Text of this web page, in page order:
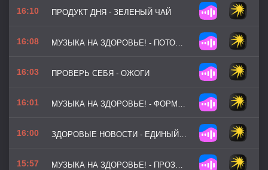
16:10 ПРОДУКТ ДНЯ - ЗЕЛЕНЫЙ ЧАЙ
16:08 МУЗЫКА НА ЗДОРОВЬЕ! - ПОТОК МОТИВАЦИИ
16:03 ПРОВЕРЬ СЕБЯ - ОЖОГИ
16:01 МУЗЫКА НА ЗДОРОВЬЕ! - ФОРМУЛА УСПЕХА
16:00 ЗДОРОВЫЕ НОВОСТИ - ЕДИНЫЙ СТАНДАРТ ЛЕЧЕНИЯ ГЕПАТИТА C У ДЕТЕЙ
15:57 МУЗЫКА НА ЗДОРОВЬЕ! - ПРОЗРАЧНАЯ ТИШИНА